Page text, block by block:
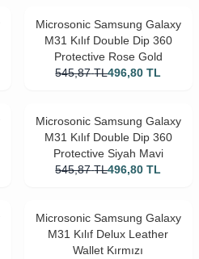
Microsonic Samsung Galaxy
M31 Kılıf Double Dip 360
Protective Rose Gold
545,87 TL496,80 TL
Microsonic Samsung Galaxy
M31 Kılıf Double Dip 360
Protective Siyah Mavi
545,87 TL496,80 TL
Microsonic Samsung Galaxy
M31 Kılıf Delux Leather
Wallet Kırmızı